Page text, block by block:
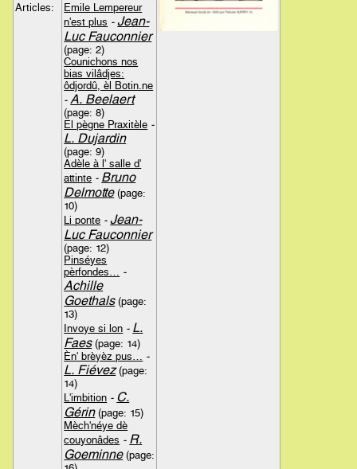
Articles:
Emile Lempereur
n'est plus -Jean-
Luc Fauconnier
(page: 2)
Counichons nos
bias vilâdjes:
ôdjordû, èl Botin.ne
- A. Beelaert
(page: 8)
El pègne Praxitèle -
L. Dujardin
(page: 9)
Adèle à l' salle d'
attinte - Bruno
Delmotte(page:
10)
Li ponte -Jean-
Luc Fauconnier
(page: 12)
Pinséyes
pèrfondes…
-
Achille
Goethals(page:
13)
Invoye si lon - L.
Faes(page: 14)
Èn' brèyèz pus…
-
L. Fiévez(page:
14)
L'imbition - C.
Gérin(page: 15)
Mèch'néye dè
couyonâdes - R.
Goeminne(page: